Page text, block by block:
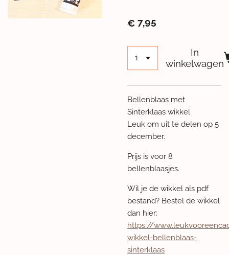
€ 7,95
In
winkelwagen
Bellenblaas met
Sinterklaas wikkel
Leuk om uit te delen op 5
december.
Prijs is voor 8
bellenblaasjes.
Wil je de wikkel als pdf
bestand? Bestel de wikkel
dan hier:
https://
wikkel-bellenblaas-
sinterklaas